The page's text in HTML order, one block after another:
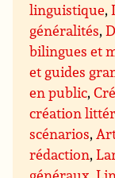
linguistique,
généralités,
bilingues et
et guides
en public,
création
scénarios,
rédaction,